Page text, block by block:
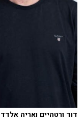
דוד ורטהיים ואריה אלדד